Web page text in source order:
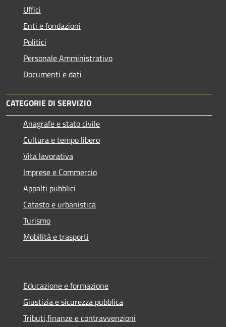
Uffici
Enti e fondazioni
Politici
Personale Amministrativo
Documenti e dati
CATEGORIE DI SERVIZIO
Anagrafe e stato civile
Cultura e tempo libero
Vita lavorativa
Imprese e Commercio
Appalti pubblici
Catasto e urbanistica
Turismo
Mobilità e trasporti
Educazione e formazione
Giustizia e sicurezza pubblica
Tributi,finanze e contravvenzioni